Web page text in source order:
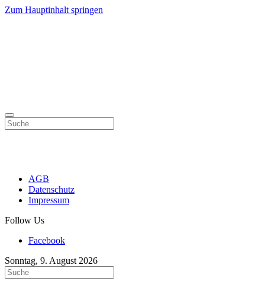
Zum Hauptinhalt springen
AGB
Datenschutz
Impressum
Follow Us
Facebook
Sonntag, 9. August 2026